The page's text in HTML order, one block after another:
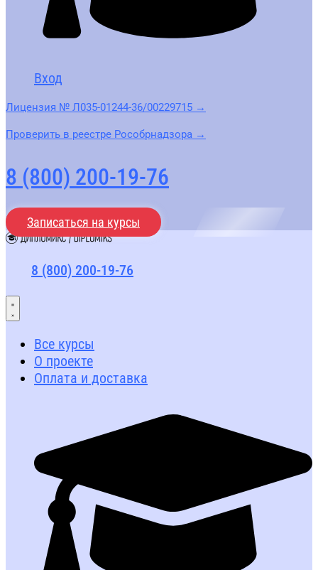
Вход
Лицензия № Л035-01244-36/00229715 →
Проверить в реестре Рособрнадзора →
8 (800) 200-19-76
Записаться на курсы
8 (800) 200-19-76
Все курсы
О проекте
Оплата и доставка